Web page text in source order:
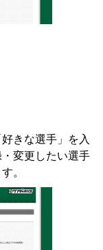
きな選手」を入
変更したい選手
。